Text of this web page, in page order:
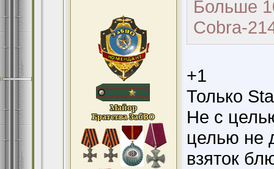
Больше
Cobra-
+1
Только
Не с
целью не
взяток